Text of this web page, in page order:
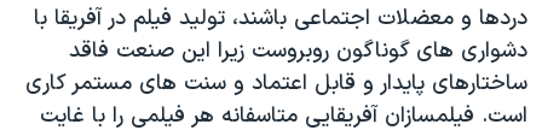
ویدیوها
فرهنگ و زندگی
حقوق شهروندی
بایگانی برنامه‌های تلویزیونی
مستندها
انتخابات ریاست جمهوری آمریکا ۲۰۲۴
یادگیری زبان انگلیسی
دنبال کنید
دردها و معضلات اجتماعی باشند، توليد فيلم در آفريقا با
دشواری های گوناگون روبروست زيرا اين صنعت فاقد
ساختارهای پايدار و قابل اعتماد و سنت های مستمر کاری
است. فيلمسازان آفريقايی متاسفانه هر فيلمی را با غايت